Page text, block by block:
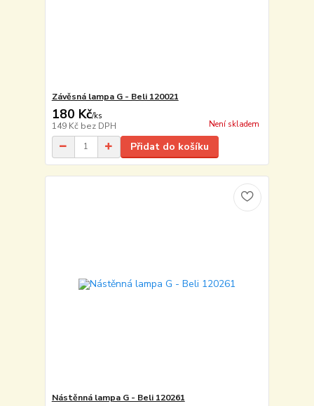
Závěsná lampa G - Beli 120021
180 Kč/ks
149 Kč bez DPH Není skladem
Přidat do košíku
Nástěnná lampa G - Beli 120261